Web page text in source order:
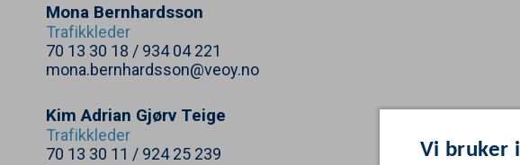
Mona Bernhardsson
Trafikkleder
70 13 30 18 / 934 04 221
mona.bernhardsson@veoy.no
Kim Adrian Gjørv Teige
Trafikkleder
70 13 30 11 / 924 25 239
Vi bruker